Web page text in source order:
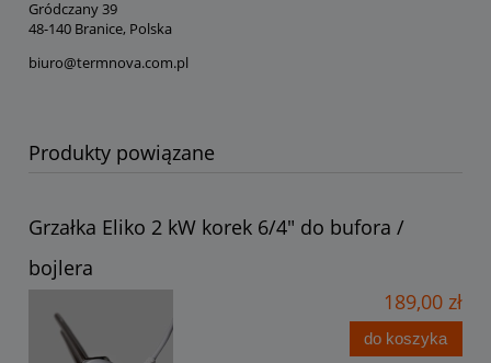
Gródczany 39
48-140 Branice, Polska
biuro@termnova.com.pl
Produkty powiązane
Grzałka Eliko 2 kW korek 6/4" do bufora /
bojlera
189,00 zł
do koszyka